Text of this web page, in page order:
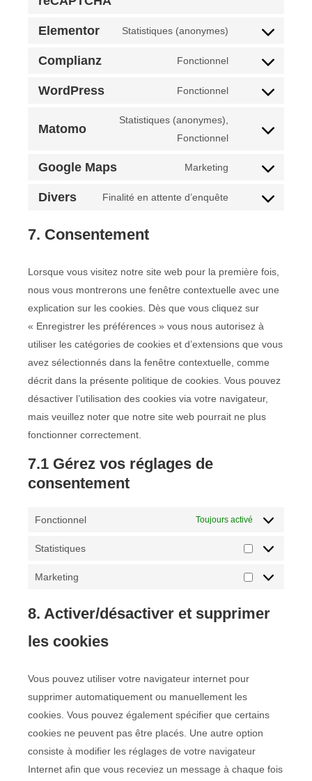
Elementor Statistiques (anonymes)
Complianz Fonctionnel
WordPress Fonctionnel
Matomo
Statistiques (anonymes),
Fonctionnel
Google Maps Marketing
Divers Finalité en attente d’enquête
7. Consentement
Lorsque vous visitez notre site web pour la première fois,
nous vous montrerons une fenêtre contextuelle avec une
explication sur les cookies. Dès que vous cliquez sur
« Enregistrer les préférences » vous nous autorisez à
utiliser les catégories de cookies et d’extensions que vous
avez sélectionnés dans la fenêtre contextuelle, comme
décrit dans la présente politique de cookies. Vous pouvez
désactiver l’utilisation des cookies via votre navigateur,
mais veuillez noter que notre site web pourrait ne plus
fonctionner correctement.
7.1 Gérez vos réglages de
consentement
Fonctionnel Toujours activé
Statistiques
Marketing
8. Activer/désactiver et supprimer
les cookies
Vous pouvez utiliser votre navigateur internet pour
supprimer automatiquement ou manuellement les
cookies. Vous pouvez également spécifier que certains
cookies ne peuvent pas être placés. Une autre option
consiste à modifier les réglages de votre navigateur
Internet afin que vous receviez un message à chaque fois